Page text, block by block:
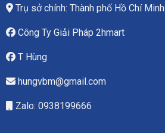
Trụ sở chính: Thành phố Hồ Chí Minh
Công Ty Giải Pháp 2hmart
T Hùng
hungvbm@gmail.com
Zalo: 0938199666